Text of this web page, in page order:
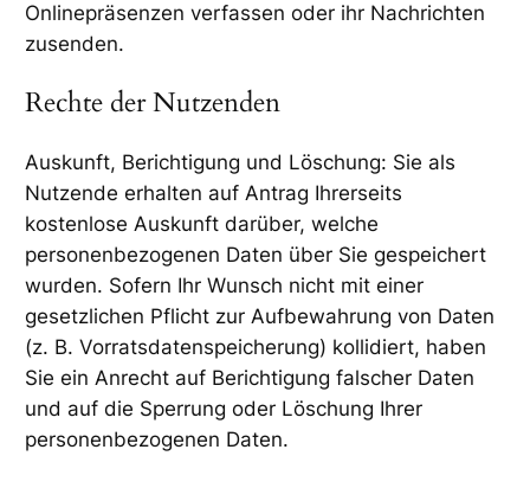
Onlinepräsenzen verfassen oder ihr Nachrichten
zusenden.
Rechte der Nutzenden
Auskunft, Berichtigung und Löschung: Sie als
Nutzende erhalten auf Antrag Ihrerseits
kostenlose Auskunft darüber, welche
personenbezogenen Daten über Sie gespeichert
wurden. Sofern Ihr Wunsch nicht mit einer
gesetzlichen Pflicht zur Aufbewahrung von Daten
(z. B. Vorratsdatenspeicherung) kollidiert, haben
Sie ein Anrecht auf Berichtigung falscher Daten
und auf die Sperrung oder Löschung Ihrer
personenbezogenen Daten.